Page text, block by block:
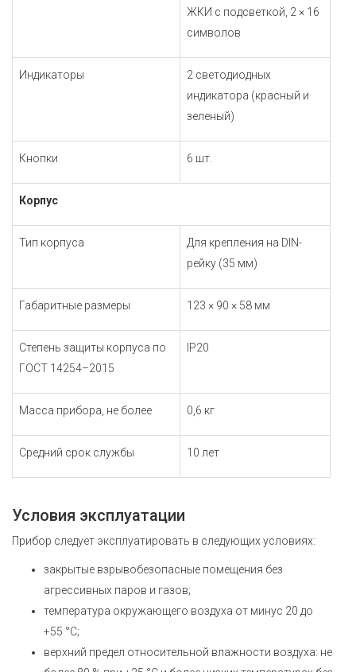
ЖКИ с подсветкой, 2 × 16
символов
Индикаторы
2 светодиодных
индикатора (красный и
зеленый)
Кнопки 6 шт.
Корпус
Тип корпуса
Для крепления на DIN-
рейку (35 мм)
Габаритные размеры 123 × 90 × 58 мм
Степень защиты корпуса по
ГОСТ 14254–2015
IP20
Масса прибора, не более 0,6 кг
Средний срок службы 10 лет
Условия эксплуатации
Прибор следует эксплуатировать в следующих условиях:
закрытые взрывобезопасные помещения без
агрессивных паров и газов;
температура окружающего воздуха от минус 20 до
+55 °С;
верхний предел относительной влажности воздуха: не